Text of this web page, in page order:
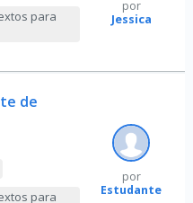
para
por
Jessica
de
para
por
Estudante